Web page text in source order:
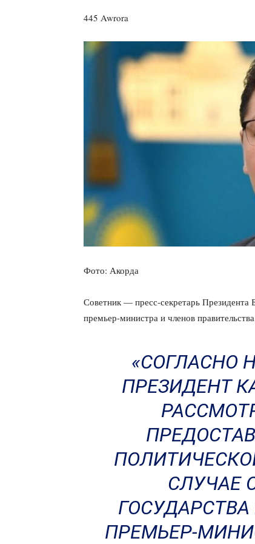
445 Awrora
Фото: Акорда
Советник — пресс-секретарь Президента
премьер-министра и членов
«СОГЛАСНО
ПРЕЗИДЕНТ
СЛУЧАЕ
ПРЕМЬЕР-